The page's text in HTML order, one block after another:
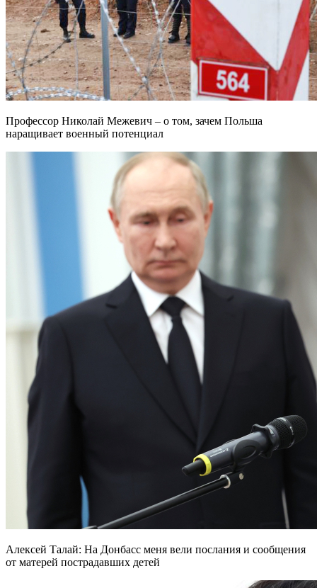
Профессор Николай Межевич – о том, зачем Польша
наращивает военный потенциал
Алексей Талай: На Донбасс меня вели послания и сообщения
от матерей пострадавших детей